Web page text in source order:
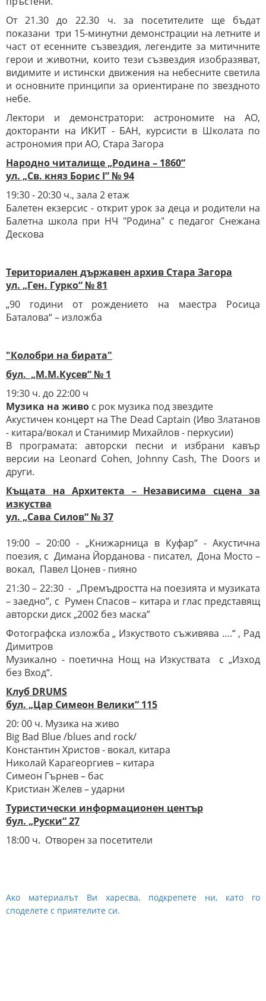
От 21.30 до 22.30 ч. за посетителите ще бъдат
показани три 15-минутни демонстрации на летните и
част от есенните съзвездия, легендите за митичните
герои и животни, които тези съзвездия изобразяват,
видимите и истински движения на небесните светила
и основните принципи за ориентиране по звездното
небе.
Лектори и демонстратори: астрономите на АО,
докторанти на ИКИТ - БАН, курсисти в Школата по
астрономия при АО, Стара Загора
Народно читалище „Родина – 1860“
ул. „Св. княз Борис I” № 94
19:30 - 20:30 ч., зала 2 етаж
Балетен екзерсис - открит урок за деца и родители на
Балетна школа при НЧ "Родина" с педагог Снежана
Дескова
Териториален държавен архив Стара Загора
ул. „Ген. Гурко“ № 81
„90 години от рождението на маестра Росица
Баталова“ – изложба
"Колобри на бирата"
бул. „М.М.Кусев“ № 1
19:30 ч. до 22:00 ч
Музика на живо с рок музика под звездите
Акустичен концерт на The Dead Captain (Иво Златанов
- китара/вокал и Станимир Михайлов - перкусии)
В програмата: авторски песни и избрани кавър
версии на Leonard Cohen, Johnny Cash, The Doors и
други.
Къщата на Архитекта – Независима сцена за
изкуства
ул. „Сава Силов“ № 37
19:00 – 20:00 - „Книжарница в Куфар“ - Акустична
поезия, с Димана Йорданова - писател, Дона Мосто –
вокал, Павел Цонев - пияно
21:30 – 22:30 - „Премъдростта на поезията и музиката
– заедно”, с Румен Спасов – китара и глас представящ
авторски диск „2002 без маска”
Фотографска изложба „ Изкуството съживява ….“ , Рад
Димитров
Музикално - поетична Нощ на Изкуствата с „Изход
без Вход“.
Клуб DRUMS
бул. „Цар Симеон Велики“ 115
20: 00 ч. Музика на живо
Big Bad Blue /blues and rock/
Константин Христов - вокал, китара
Николай Карагеоргиев – китара
Симеон Гърнев – бас
Кристиан Желев – ударни
Туристически информационен център
бул. „Руски“ 27
18:00 ч. Отворен за посетители
Ако материалът Ви харесва, подкрепете ни, като го
споделете с приятелите си.